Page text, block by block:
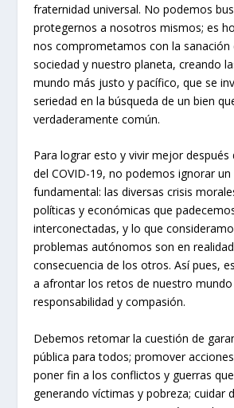
fraternidad universal. No podemos
protegernos a nosotros mismos; es
nos comprometamos con la sanación
sociedad y nuestro planeta, creando
mundo más justo y pacífico, que se
seriedad en la búsqueda de un bien
verdaderamente común.
Para lograr esto y vivir mejor después
del COVID-19, no podemos ignorar un
fundamental: las diversas crisis
políticas y económicas que
interconectadas, y lo que
problemas autónomos son en
consecuencia de los otros. Así pues,
a afrontar los retos de nuestro
responsabilidad y compasión.
Debemos retomar la cuestión de
pública para todos; promover
poner fin a los conflictos y guerras
generando víctimas y pobreza; cuidar